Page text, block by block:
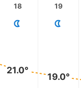
18
21.0°
19
19.0°